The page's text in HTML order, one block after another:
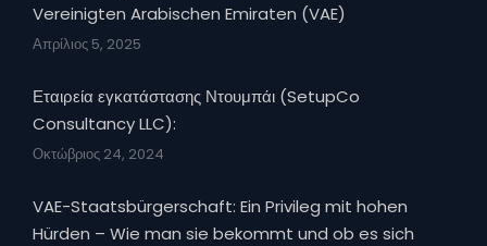
Vereinigten Arabischen Emiraten (VAE)
Απρίλιος 5, 2025
Εταιρεία εγκατάστασης Ντουμπάι (SetupCo
Consultancy LLC):
Οκτώβριος 24, 2024
VAE-Staatsbürgerschaft: Ein Privileg mit hohen
Hürden – Wie man sie bekommt und ob es sich